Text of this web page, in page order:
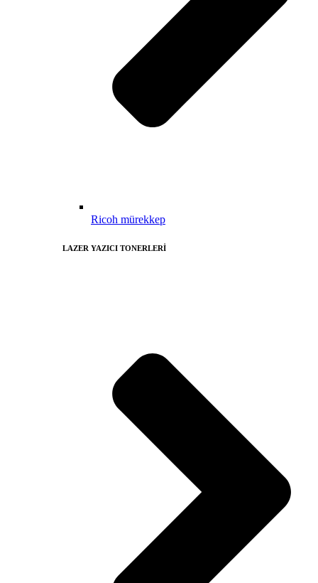
Ricoh mürekkep
LAZER YAZICI TONERLERİ